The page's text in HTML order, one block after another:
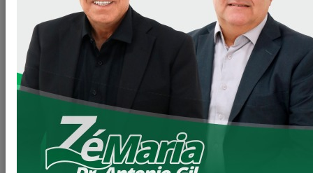
BUSCAR
(40) notícia(s) encontrada(s).
Secretaria de Planejamento
– SEPL